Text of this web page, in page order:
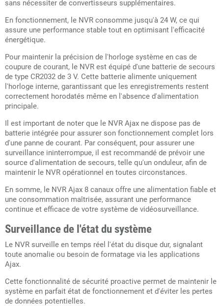
sans nécessiter de convertisseurs supplémentaires.
En fonctionnement, le NVR consomme jusqu'à 24 W, ce qui
assure une performance stable tout en optimisant l'efficacité
énergétique.
Pour maintenir la précision de l'horloge système en cas de
coupure de courant, le NVR est équipé d'une batterie de secours
de type CR2032 de 3 V. Cette batterie alimente uniquement
l'horloge interne, garantissant que les enregistrements restent
correctement horodatés même en l'absence d'alimentation
principale.
Il est important de noter que le NVR Ajax ne dispose pas de
batterie intégrée pour assurer son fonctionnement complet lors
d'une panne de courant. Par conséquent, pour assurer une
surveillance ininterrompue, il est recommandé de prévoir une
source d'alimentation de secours, telle qu'un onduleur, afin de
maintenir le NVR opérationnel en toutes circonstances.
En somme, le NVR Ajax 8 canaux offre une alimentation fiable et
une consommation maîtrisée, assurant une performance
continue et efficace de votre système de vidéosurveillance.
Surveillance de l'état du système
Le NVR surveille en temps réel l'état du disque dur, signalant
toute anomalie ou besoin de formatage via les applications
Ajax.
Cette fonctionnalité de sécurité proactive permet de maintenir le
système en parfait état de fonctionnement et d'éviter les pertes
de données potentielles.